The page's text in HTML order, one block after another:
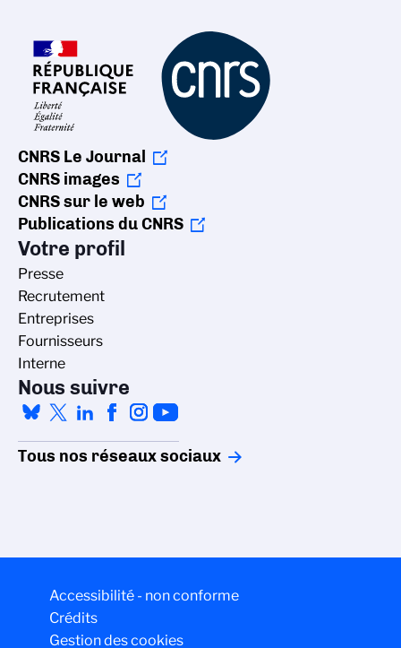
CNRS Le Journal
CNRS images
CNRS sur le web
Publications du CNRS
Votre profil
Presse
Recrutement
Entreprises
Fournisseurs
Interne
Nous suivre
Tous nos réseaux sociaux
Accessibilité - non conforme
Crédits
Gestion des cookies
Gestion des cookies
La politique de gestion des cookies du
CNRS est élaborée en adéquation avec sa
mission de recherche scientifique. Ce
site vous donne l’information sur les cookies qu’il utilise et le